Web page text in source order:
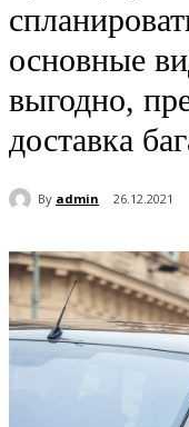
основные
выгодно,
доставка
By admin 26.12.2021